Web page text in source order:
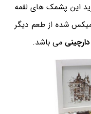
این پشمک های لقمه
میکس شده از طعم دیگر
می باشد.